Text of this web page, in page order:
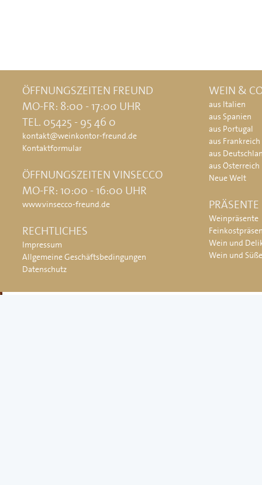
ÖFFNUNGSZEITEN FREUND
MO-FR: 8:00 - 17:00 UHR
TEL. 05425 - 95 46 0
kontakt@weinkontor-freund.de
Kontaktformular
ÖFFNUNGSZEITEN VINSECCO
MO-FR: 10:00 - 16:00 UHR
www.vinsecco-freund.de
RECHTLICHES
Impressum
Allgemeine Geschäftsbedingungen
Datenschutz
WEIN &
aus Italien
aus Spanien
aus Portugal
aus Frankreich
aus
aus Österreich
Neue Welt
PRÄSENTE
Weinpräsente
Wein und
Wein und